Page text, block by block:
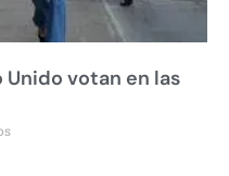
Unido votan en las